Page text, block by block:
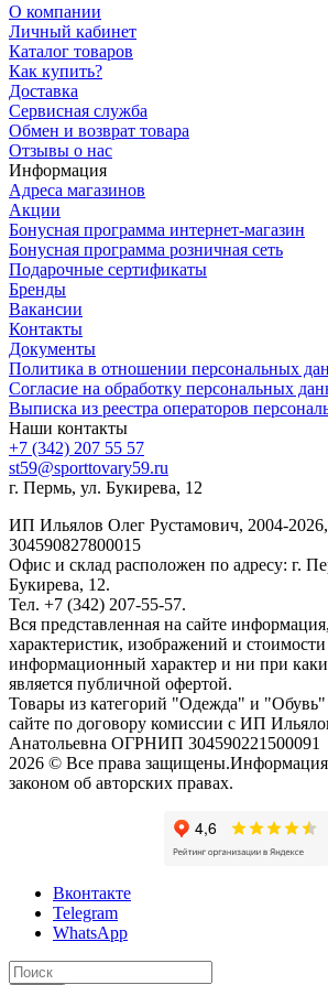
О компании
Личный кабинет
Каталог товаров
Как купить?
Доставка
Сервисная служба
Обмен и возврат товара
Отзывы о нас
Информация
Адреса магазинов
Акции
Бонусная программа интернет-магазин
Бонусная программа розничная сеть
Подарочные сертификаты
Бренды
Вакансии
Контакты
Документы
Политика в отношении персональных
Согласие на обработку персональных
Выписка из реестра операторов
Наши контакты
+7 (342) 207 55 57
st59@sporttovary59.ru
г. Пермь, ул. Букирева, 12
ИП Ильялов Олег Рустамович, 2004-
304590827800015
Офис и склад расположен по адресу: г.
Букирева, 12.
Тел. +7 (342) 207-55-57.
Вся представленная на сайте
характеристик, изображений и
информационный характер и ни при
является публичной офертой.
Товары из категорий "Одежда" и "Обувь"
сайте по договору комиссии с ИП
Анатольевна ОГРНИП 304590221500091
2026 © Все права защищены.Информация
законом об авторских правах.
Вконтакте
Telegram
WhatsApp